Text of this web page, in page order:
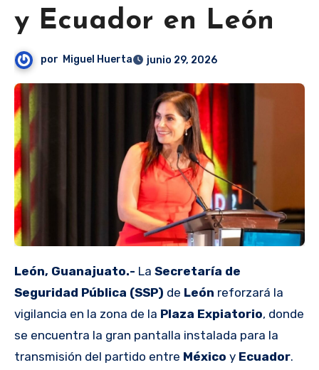
y Ecuador en León
por Miguel Huerta junio 29, 2026
León, Guanajuato.- La Secretaría de
Seguridad Pública (SSP) de León reforzará la
vigilancia en la zona de la Plaza Expiatorio, donde
se encuentra la gran pantalla instalada para la
transmisión del partido entre México y Ecuador.